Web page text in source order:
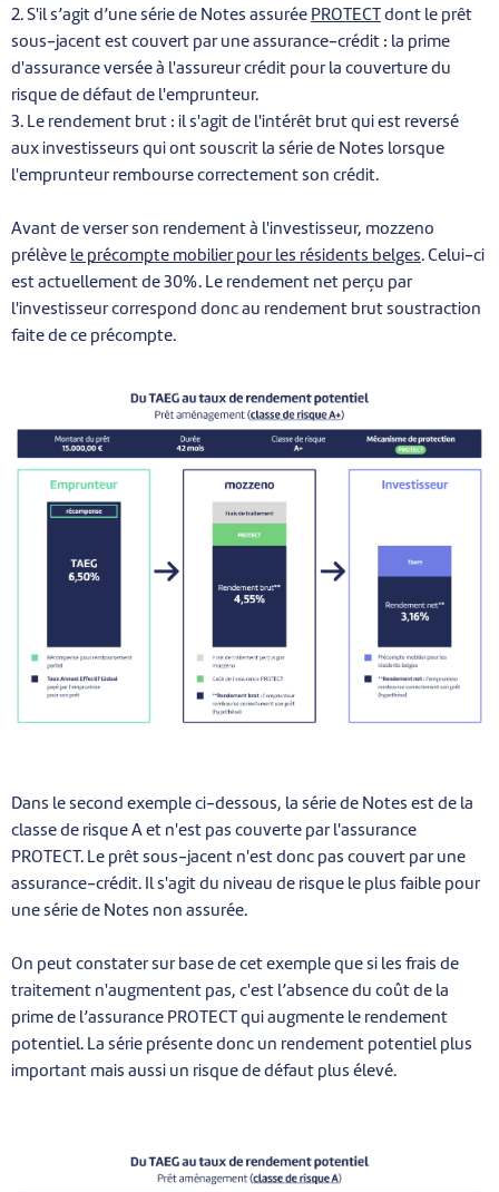
2. S'il s’agit d’une série de Notes assurée PROTECT dont le prêt
sous-jacent est couvert par une assurance-crédit : la prime
d'assurance versée à l'assureur crédit pour la couverture du
risque de défaut de l'emprunteur.
3. Le rendement brut : il s'agit de l'intérêt brut qui est reversé
aux investisseurs qui ont souscrit la série de Notes lorsque
l'emprunteur rembourse correctement son crédit.
Avant de verser son rendement à l'investisseur, mozzeno
prélève le précompte mobilier pour les résidents belges. Celui-ci
est actuellement de 30%. Le rendement net perçu par
l'investisseur correspond donc au rendement brut soustraction
faite de ce précompte.
Dans le second exemple ci-dessous, la série de Notes est de la
classe de risque A et n'est pas couverte par l'assurance
PROTECT. Le prêt sous-jacent n'est donc pas couvert par une
assurance-crédit. Il s'agit du niveau de risque le plus faible pour
une série de Notes non assurée.
On peut constater sur base de cet exemple que si les frais de
traitement n'augmentent pas, c'est l’absence du coût de la
prime de l’assurance PROTECT qui augmente le rendement
potentiel. La série présente donc un rendement potentiel plus
important mais aussi un risque de défaut plus élevé.